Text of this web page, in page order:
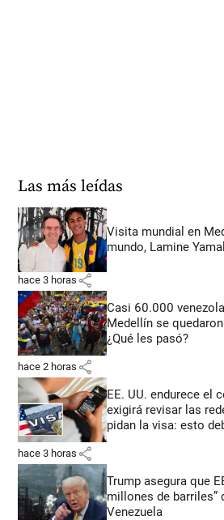
Las más leídas
Visita mundial en
mundo, Lamine
hace 3 horas share
Casi 60.000
Medellín se
¿Qué les pasó?
hace 2 horas share
EE. UU. endurece el
exigirá revisar las
pidan la visa: esto
hace 3 horas share
Trump asegura que
millones de barriles”
Venezuela